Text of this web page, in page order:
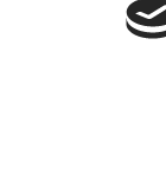
0799 879